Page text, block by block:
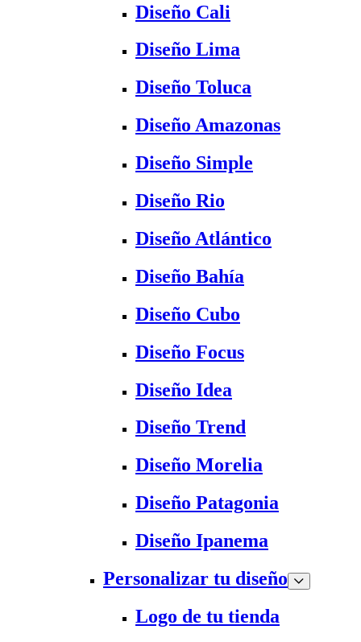
Diseño Cali
Diseño Lima
Diseño Toluca
Diseño Amazonas
Diseño Simple
Diseño Rio
Diseño Atlántico
Diseño Bahía
Diseño Cubo
Diseño Focus
Diseño Idea
Diseño Trend
Diseño Morelia
Diseño Patagonia
Diseño Ipanema
Personalizar tu diseño
Logo de tu tienda